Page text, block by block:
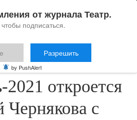
2021 откроется
Чернякова с
от журнала Театр.
подписаться.
Разрешить
by PushAlert